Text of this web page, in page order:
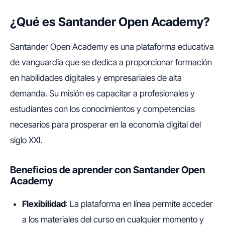
¿Qué es Santander Open Academy?
Santander Open Academy es una plataforma educativa
de vanguardia que se dedica a proporcionar formación
en habilidades digitales y empresariales de alta
demanda. Su misión es capacitar a profesionales y
estudiantes con los conocimientos y competencias
necesarios para prosperar en la economía digital del
siglo XXI.
Beneficios de aprender con Santander Open
Academy
Flexibilidad: La plataforma en línea permite acceder
a los materiales del curso en cualquier momento y